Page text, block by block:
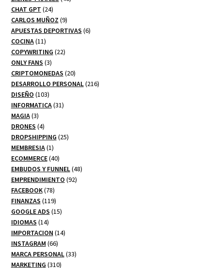
CHAT GPT 2424
productos
CARLOS MUÑOZ 99
productos
APUESTAS DEPORTIVAS 66
COCINA 1111
productos
COPYWRITING 2222
ONLY FANS 33
productos
CRIPTOMONEDAS 2020
productos
DESARROLLO PERSONAL 216216
DISEÑO 103103
productos
INFORMATICA 3131
MAGIA 33
productos
DRONES 44
productos
DROPSHIPPING 2525
MEMBRESIA 11
producto
ECOMMERCE 4040
productos
EMBUDOS Y FUNNEL 4848
EMPRENDIMIENTO 9292
FACEBOOK 7878
productos
FINANZAS 119119
productos
GOOGLE ADS 1515
IDIOMAS 1414
productos
IMPORTACION 1414
INSTAGRAM 6666
productos
MARCA PERSONAL 3333
MARKETING 310310